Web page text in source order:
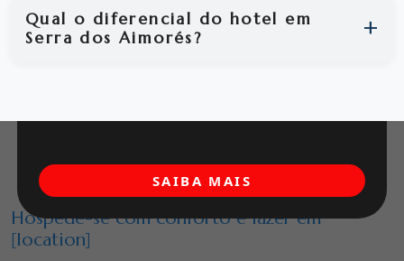
Qual o diferencial do hotel em
Serra dos Aimorés?
Hospede-se com conforto e lazer em
[location]
SAIBA MAIS